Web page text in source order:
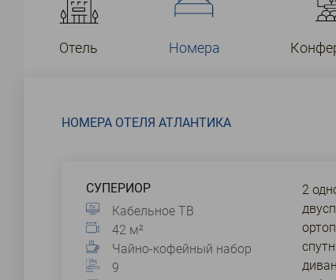
Отель Номера
НОМЕРА ОТЕЛЯ АТЛАНТИКА
СУПЕРИОР
Кабельное ТВ
42 м²
Чайно-кофейный набор
9
2